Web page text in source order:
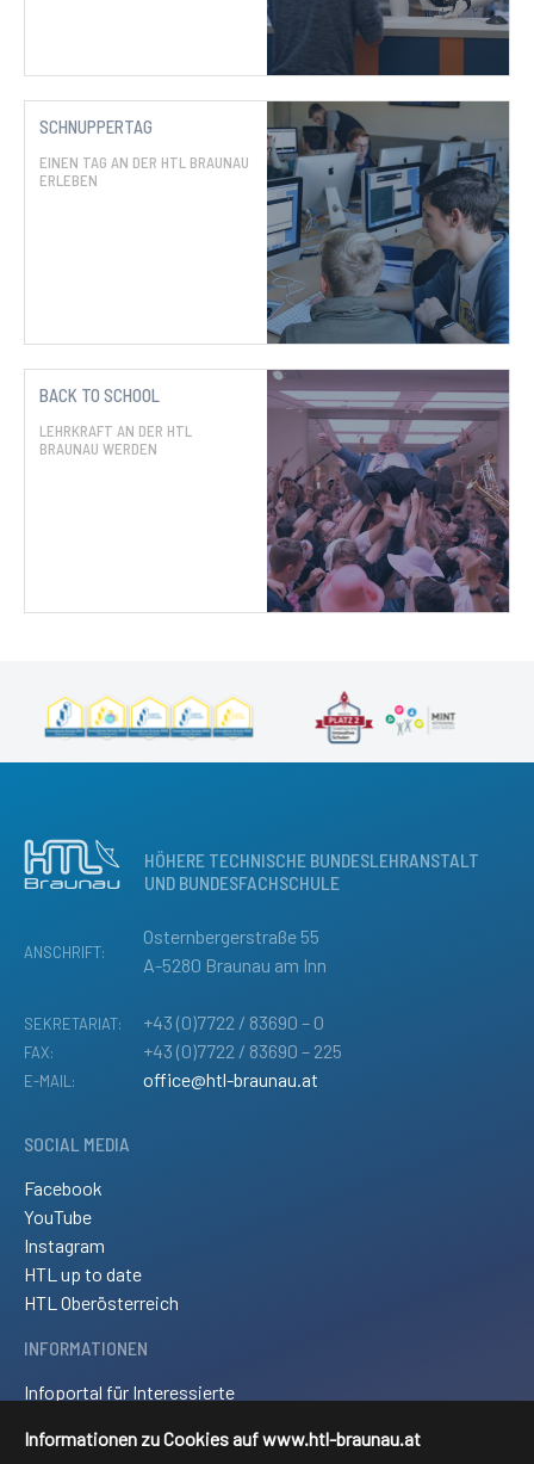
Informationen zu Cookies auf www.htl-braunau.at
SCHNUPPERTAG
EINEN TAG AN DER HTL BRAUNAU
ERLEBEN
BACK TO SCHOOL
LEHRKRAFT AN DER HTL
BRAUNAU WERDEN
HÖHERE TECHNISCHE BUNDESLEHRANSTALT
UND BUNDESFACHSCHULE
ANSCHRIFT:
Osternbergerstraße 55
A-5280 Braunau am Inn
SEKRETARIAT: +43 (0)7722 / 83690 – 0
FAX: +43 (0)7722 / 83690 – 225
E-MAIL: office@htl-braunau.at
SOCIAL MEDIA
Facebook
YouTube
Instagram
HTL up to date
HTL Oberösterreich
INFORMATIONEN
Infoportal für Interessierte
Downloads